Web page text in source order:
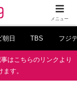
朝日 TBS フジ
はこちらのリンクより
す。
メニュー